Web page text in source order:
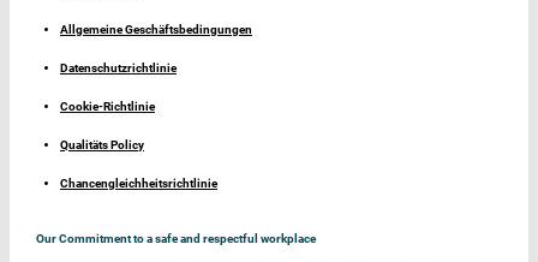
Allgemeine Geschäftsbedingungen
Datenschutzrichtlinie
Cookie-Richtlinie
Qualitäts Policy
Chancengleichheitsrichtlinie
Our Commitment to a safe and respectful workplace